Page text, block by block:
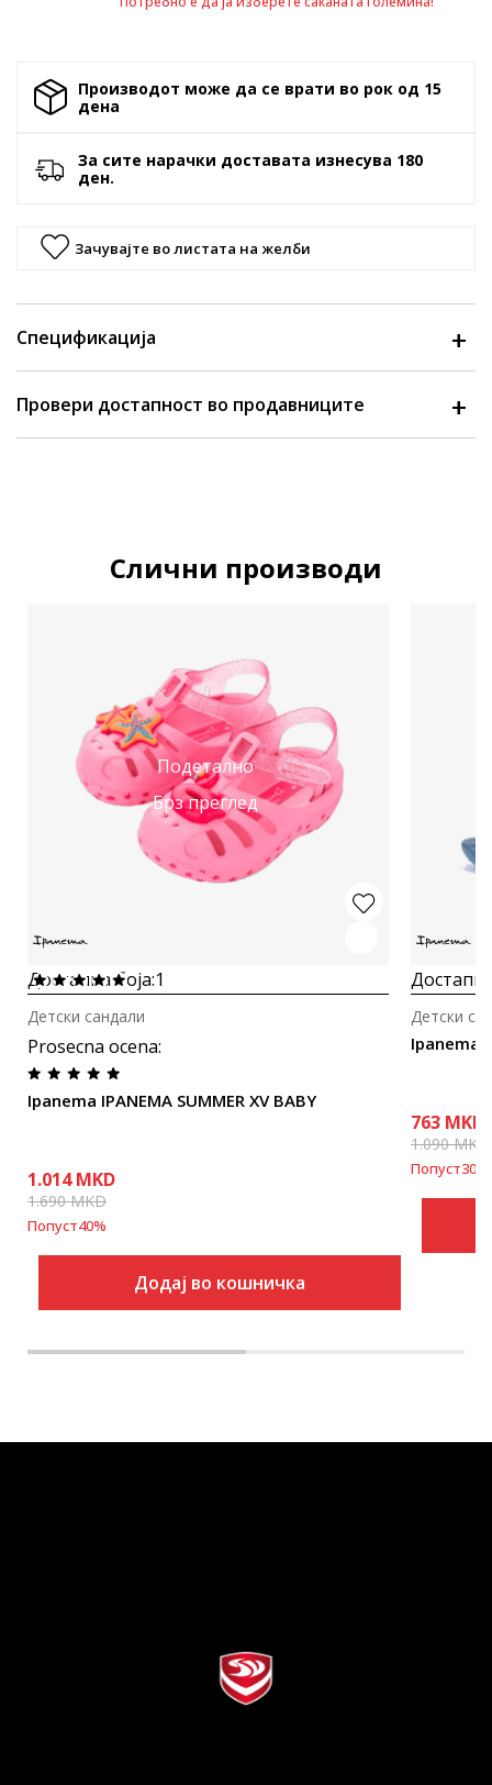
Производот може да се врати во рок од 15
денa
За сите нарачки доставата изнесува 180
ден.
Зачувајте во листата на желби
Спецификација
Провери достапност во продавниците
Слични производи
Подетално
Брз преглед
Достапна боја:1
Prosecna ocena:
Ipanema IPANEMA SUMMER XV BABY
Детски сандали
1.014 MKD
1.690MKD
Попуст40%
Додај во кошничка
Ipanema
Детски
763 MKD
1.090MKD
Попуст30